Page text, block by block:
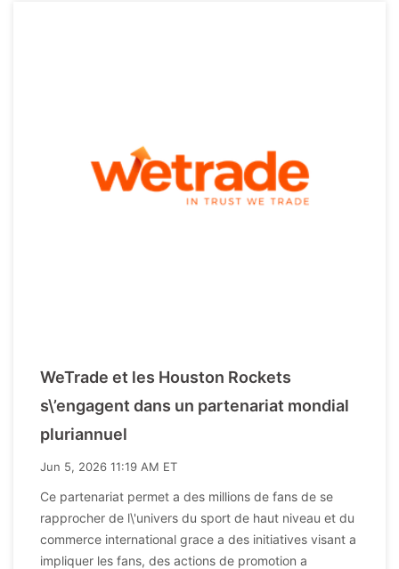
WeTrade et les Houston Rockets
s\’engagent dans un partenariat mondial
pluriannuel
Jun 5, 2026 11:19 AM ET
Ce partenariat permet a des millions de fans de se
rapprocher de l\'univers du sport de haut niveau et du
commerce international grace a des initiatives visant a
impliquer les fans, des actions de promotion a